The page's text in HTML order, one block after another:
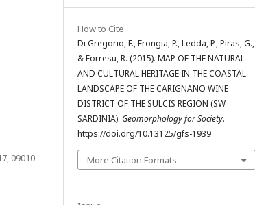
09010
How to Cite
Di Gregorio, F., Frongia, P., Ledda, P., Piras, G.,
& Forresu, R. (2015). MAP OF THE NATURAL
AND CULTURAL HERITAGE IN THE COASTAL
LANDSCAPE OF THE CARIGNANO WINE
DISTRICT OF THE SULCIS REGION (SW
SARDINIA). Geomorphology for Society.
https://doi.org/10.13125/gfs-1939
More Citation Formats